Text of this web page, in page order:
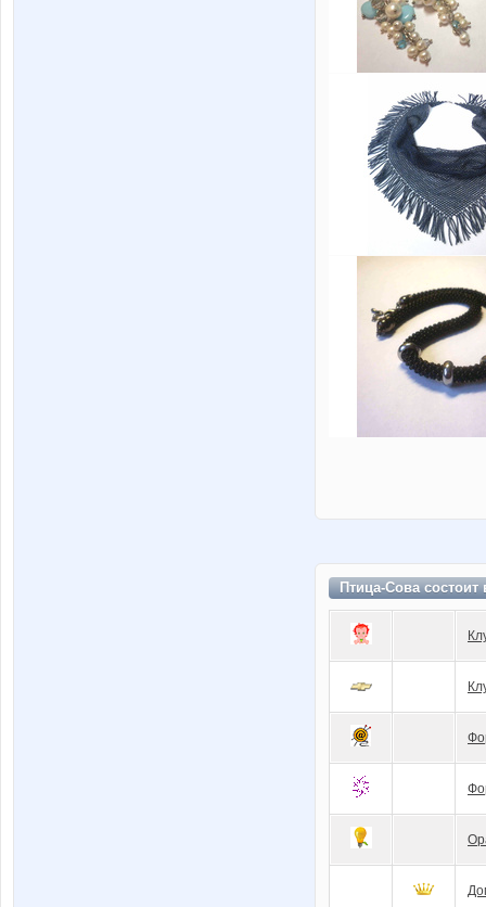
Птица-Сова состоит